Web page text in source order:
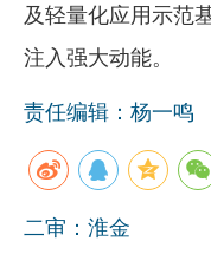
及轻量化应用示范
注入强大动能。
责任编辑：杨一鸣
二审：淮金